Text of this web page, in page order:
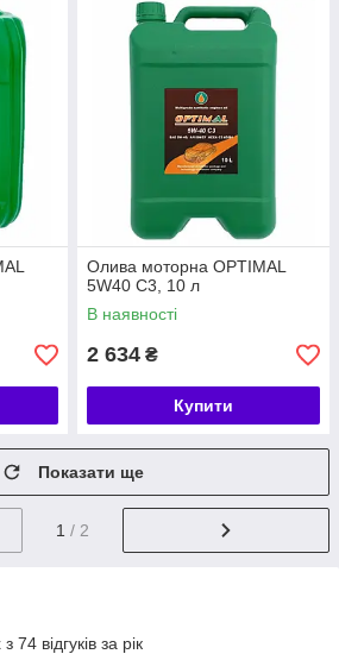
Олива моторна OPTIMAL
5W40 C3, 10 л
В наявності
2 634 ₴
Купити
Показати ще
1 / 2
74 відгуків за рік